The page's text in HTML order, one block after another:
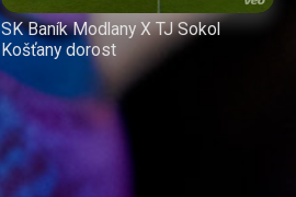
SK Baník Modlany X TJ Sokol
Košťany dorost